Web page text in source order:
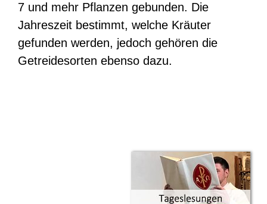
7 und mehr Pflanzen gebunden. Die
Jahreszeit bestimmt, welche Kräuter
gefunden werden, jedoch gehören die
Getreidesorten ebenso dazu.